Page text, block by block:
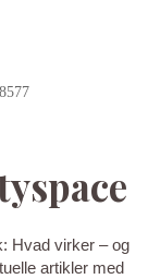
Hvad virker – og
artikler med